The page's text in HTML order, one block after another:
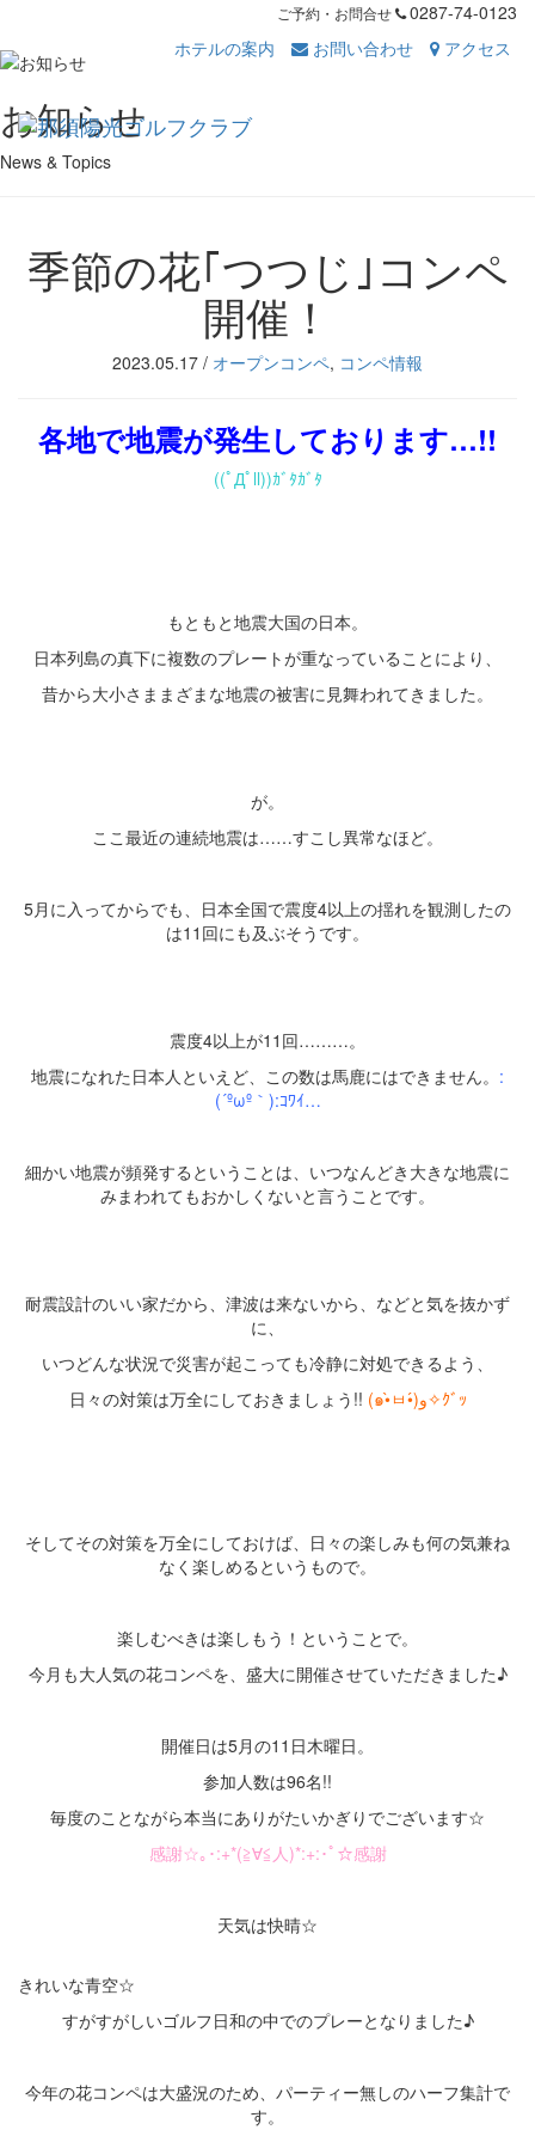
ご予約・お問合せ
0287-74-0123
ホテルの案内
お問い合わせ アクセス
お知らせ
News & Topics
季節の花｢つつじ｣コンペ
開催！
2023.05.17 / オープンコンペ, コンペ情報
各地で地震が発生しております…!!
((ﾟДﾟ ll))ｶﾞﾀｶﾞﾀ
もともと地震大国の日本。
日本列島の真下に複数のプレートが重なっていることにより、
昔から大小さままざまな地震の被害に見舞われてきました。
が。
ここ最近の連続地震は……すこし異常なほど。
5月に入ってからでも、日本全国で震度4以上の揺れを観測したの
は11回にも及ぶそうです。
震度4以上が11回………。
地震になれた日本人といえど、この数は馬鹿にはできません。 :
(´ºωº｀ ):ｺﾜｲ…
細かい地震が頻発するということは、いつなんどき大きな地震に
みまわれてもおかしくないと言うことです。
耐震設計のいい家だから、津波は来ないから、などと気を抜かず
に、
いつどんな状況で災害が起こっても冷静に対処できるよう、
日々の対策は万全にしておきましょう!! (๑•̀ㅂ•́)و✧ｸﾞｯ
そしてその対策を万全にしておけば、日々の楽しみも何の気兼ね
なく楽しめるというもので。
楽しむべきは楽しもう！ということで。
今月も大人気の花コンペを、盛大に開催させていただきました♪
開催日は5月の11日木曜日。
参加人数は96名!!
毎度のことながら本当にありがたいかぎりでございます☆
感謝☆｡･:+*(≧∀≦人)*:+:･ﾟ☆感謝
天気は快晴☆
きれいな青空☆
すがすがしいゴルフ日和の中でのプレーとなりました♪
今年の花コンペは大盛況のため、パーティー無しのハーフ集計で
す。